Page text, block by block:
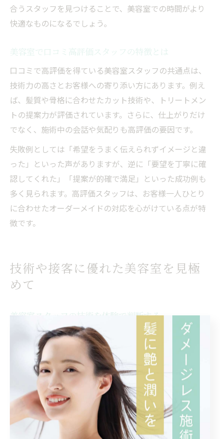
合うスタッフを見つけることで、美容室での時間がより
快適なものになるでしょう。
美容室で口コミ高評価スタッフの特徴とは
口コミで高評価を得ている美容室スタッフの共通点は、
技術力の高さとお客様への寄り添い方にあります。例え
ば、髪質や骨格に合わせたカット技術や、トリートメン
トの提案力が評価されています。さらに、仕上がりだけ
でなく、施術中の会話や気配りも高評価の要因です。
失敗例としては「希望をうまく伝えられずイメージと違
った」といった声がありますが、逆に「要望を丁寧に確
認してくれた」「提案が的確で満足」といった成功例も
多く見られます。高評価スタッフは、お客様一人ひとり
に合わせたオーダーメイドの対応を心がけている点が特
徴です。
技術や接客に優れた美容室を見極
めて
美容室スタッフの技術を体験で判断する
美容室選びで失敗しないためには、スタッフの技術力を
実際に体験して判断することが重要です。特に溝の口駅
周辺の美容室は店舗数が多く、技術や経験に差があるた
め、初回限定のカットやトリートメントメニューを利用
してみるのがおすすめです。体験を通じて、スタイリス
トが自分の髪質や要望をどれだけ丁寧にヒアリングし、
理想のヘアスタイルへ導いてくれるかを見極めましょ